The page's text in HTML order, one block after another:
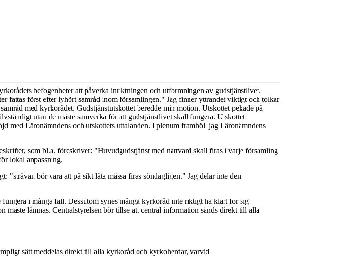
befogenheter att påverka inriktningen och utformningen av gudstjänstlivet.
fattas först efter lyhört samråd inom församlingen." Jag finner yttrandet viktigt och tolkar
med kyrkorådet. Gudstjänstutskottet beredde min motion. Utskottet pekade på
utan de måste samverka för att gudstjänstlivet skall fungera. Utskottet
med Läronämndens och utskottets uttalanden. I plenum framhöll jag Läronämndens
som bl.a. föreskriver: "Huvudgudstjänst med nattvard skall firas i varje församling
lokal anpassning.
"strävan bör vara att på sikt låta mässa firas söndagligen." Jag delar inte den
i många fall. Dessutom synes många kyrkoråd inte riktigt ha klart för sig
lämnas. Centralstyrelsen bör tillse att central information sänds direkt till alla
sätt meddelas direkt till alla kyrkoråd och kyrkoherdar, varvid